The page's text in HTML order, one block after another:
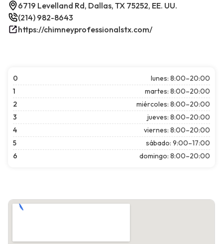
6719 Levelland Rd, Dallas, TX 75252, EE. UU.
(214) 982-8643
https://chimneyprofessionalstx.com/
0
lunes: 8:00–20:00
1
martes: 8:00–20:00
2
miércoles: 8:00–20:00
3
jueves: 8:00–20:00
4
viernes: 8:00–20:00
5
sábado: 9:00–17:00
6
domingo: 8:00–20:00